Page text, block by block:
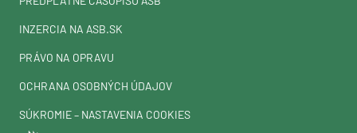
INZERCIA NA ASB.SK
PRÁVO NA OPRAVU
OCHRANA OSOBNÝCH ÚDAJOV
SÚKROMIE – NASTAVENIA COOKIES